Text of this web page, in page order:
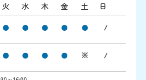
火 水 木 金 土
日
※